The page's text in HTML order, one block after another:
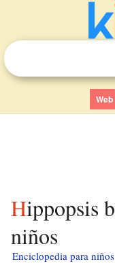
Web
Hippopsis brevithorax para
niños
Enciclopedia para niños